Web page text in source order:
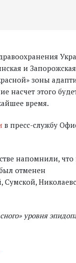
и
зоны
насчет этого
время.
в пресс-службу
напомнили, что
отменен
уровня